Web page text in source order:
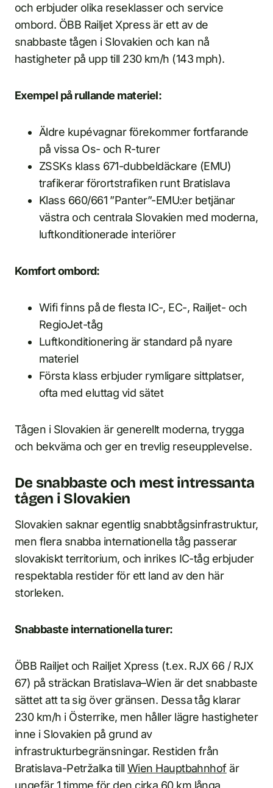
och erbjuder olika reseklasser och service
ombord. ÖBB Railjet Xpress är ett av de
snabbaste tågen i Slovakien och kan nå
hastigheter på upp till 230 km/h (143 mph).
Exempel på rullande materiel:
Äldre kupévagnar förekommer fortfarande
på vissa Os- och R-turer
ZSSKs klass 671-dubbeldäckare (EMU)
trafikerar förortstrafiken runt Bratislava
Klass 660/661 ”Panter”-EMU:er betjänar
västra och centrala Slovakien med moderna,
luftkonditionerade interiörer
Komfort ombord:
Wifi finns på de flesta IC-, EC-, Railjet- och
RegioJet-tåg
Luftkonditionering är standard på nyare
materiel
Första klass erbjuder rymligare sittplatser,
ofta med eluttag vid sätet
Tågen i Slovakien är generellt moderna, trygga
och bekväma och ger en trevlig reseupplevelse.
De snabbaste och mest intressanta
tågen i Slovakien
Slovakien saknar egentlig snabbtågsinfrastruktur,
men flera snabba internationella tåg passerar
slovakiskt territorium, och inrikes IC-tåg erbjuder
respektabla restider för ett land av den här
storleken.
Snabbaste internationella turer:
ÖBB Railjet och Railjet Xpress (t.ex. RJX 66 / RJX
67) på sträckan Bratislava–Wien är det snabbaste
sättet att ta sig över gränsen. Dessa tåg klarar
230 km/h i Österrike, men håller lägre hastigheter
inne i Slovakien på grund av
infrastrukturbegränsningar. Restiden från
Bratislava-Petržalka till Wien Hauptbahnhofär
ungefär 1 timme för den cirka 60 km långa